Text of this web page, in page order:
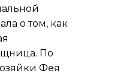
о том, как
По
Фея